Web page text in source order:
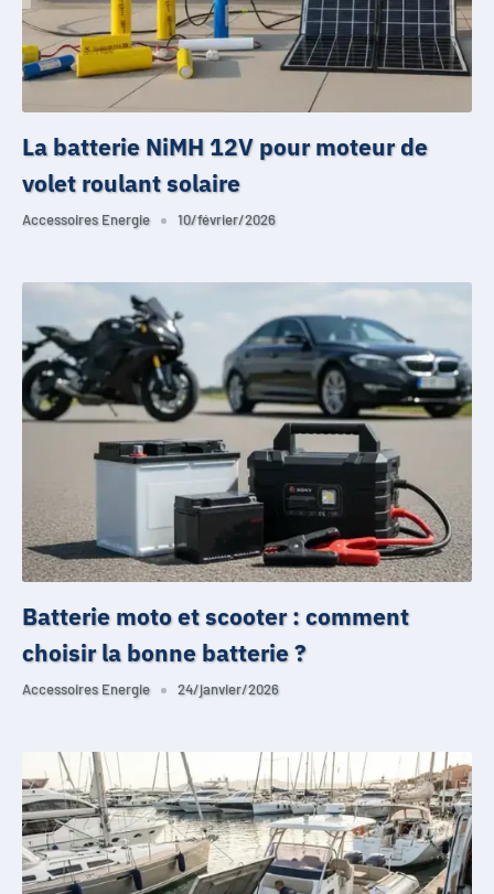
La batterie NiMH 12V pour moteur de
volet roulant solaire
Accessoires Energie 10/février/2026
Batterie moto et scooter : comment
choisir la bonne batterie ?
Accessoires Energie 24/janvier/2026